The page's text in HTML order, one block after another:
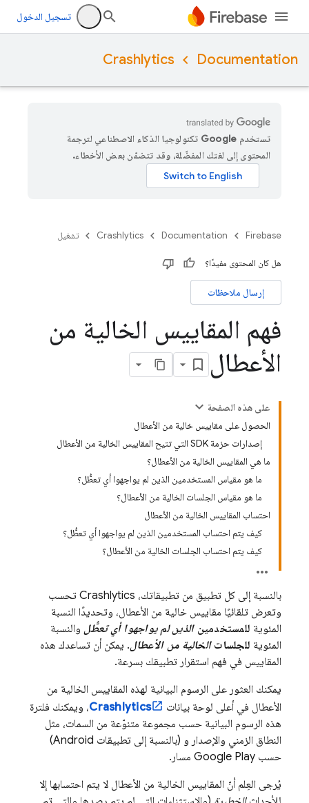
تسجيل الدخول
Documentation
Crashlytics
تستخدم Google تكنولوجيا الذكاء الاصطناعي لترجمة
المحتوى إلى لغتك المفضّلة، وقد تتضمّن بعض الأخطاء.
Firebase
Documentation
Crashlytics تشغيل
هل كان المحتوى مفيدًا؟
إرسال ملاحظات
فهم المقاييس الخالية من
الأعطال
على هذه الصفحة
الحصول على مقاييس خالية من الأعطال
إصدارات حزمة SDK التي تتيح المقاييس الخالية من الأعطال
ما هي المقاييس الخالية من الأعطال؟
ما هو مقياس المستخدمين الذين لم يواجهوا أي تعطُّل؟
ما هو مقياس الجلسات الخالية من الأعطال؟
احتساب المقاييس الخالية من الأعطال
كيف يتم احتساب المستخدمين الذين لم يواجهوا أي تعطُّل؟
كيف يتم احتساب الجلسات الخالية من الأعطال؟
بالنسبة إلى كل تطبيق من تطبيقاتك، Crashlytics تحسب
وتعرض تلقائيًا مقاييس خالية من الأعطال، وتحديدًا النسبة
المئوية للمستخدمينالذين لم يواجهوا أي تعطُّل والنسبة
المئوية للجلساتالخالية من الأعطال. يمكن أن تساعدك هذه
المقاييس في فهم استقرار تطبيقك بسرعة.
يمكنك العثور على الرسوم البيانية لهذه المقاييس الخالية من
الأعطال في أعلى لوحة بيانات
Crashlytics، ويمكنك فلترة
هذه الرسوم البيانية حسب مجموعة متنوّعة من السمات، مثل
النطاق الزمني والإصدار و (بالنسبة إلى تطبيقات Android)
حسب Google Play مسار.
يُرجى العِلم أنّ المقاييس الخالية من الأعطال لا يتم احتسابها إلا